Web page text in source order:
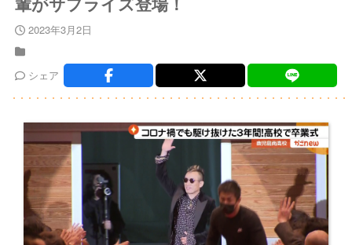
2023年3月2日
シェア